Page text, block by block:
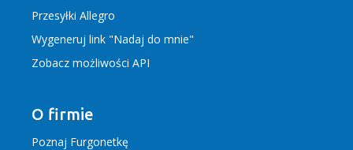
Przesyłki Allegro
Wygeneruj link "Nadaj do mnie"
Zobacz możliwości API
O firmie
Poznaj Furgonetkę